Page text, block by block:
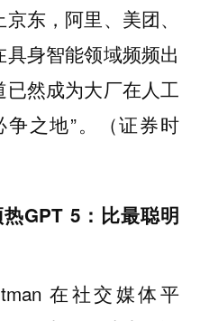
东，阿里、美团、
身智能领域频频出
然成为大厂在人工
之地”。（证券时
GPT 5：比最聪明
在社交媒体平